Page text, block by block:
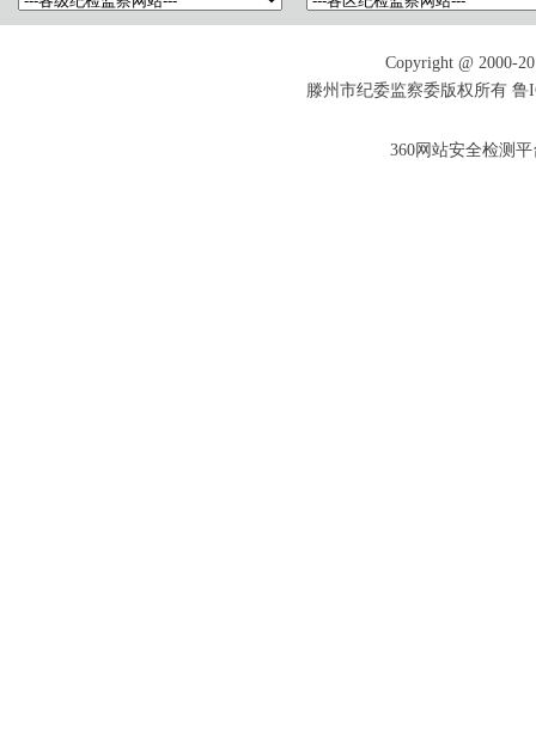
Copyright @ 2000-
滕州市纪委监察委版权所有 鲁
360网站安全检测平